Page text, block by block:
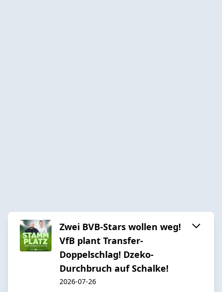
Zwei BVB-Stars wollen weg!
VfB plant Transfer-
Doppelschlag! Dzeko-
Durchbruch auf Schalke!
2026-07-26